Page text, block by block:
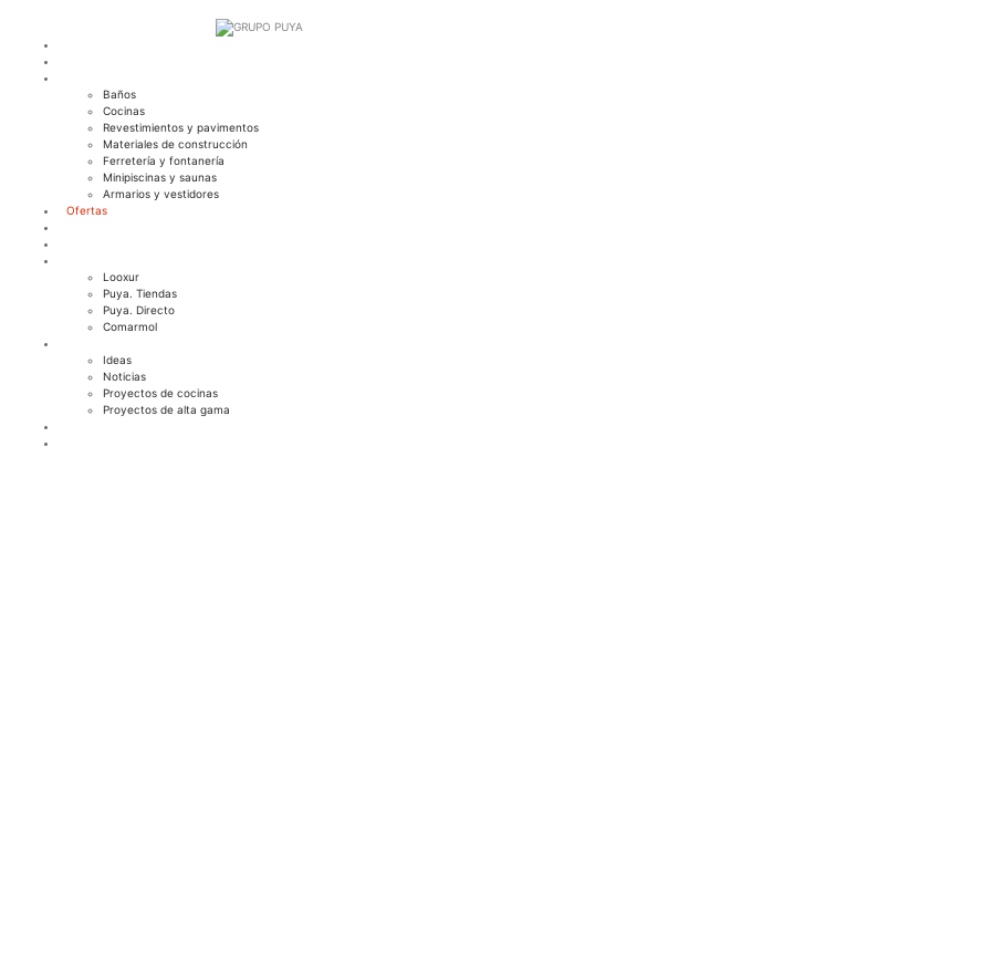
Baños
Cocinas
Revestimientos y pavimentos
Materiales de construcción
Ferretería y fontanería
Minipiscinas y saunas
Armarios y vestidores
Ofertas
Looxur
Puya. Tiendas
Puya. Directo
Comarmol
Ideas
Noticias
Proyectos de cocinas
Proyectos de alta gama